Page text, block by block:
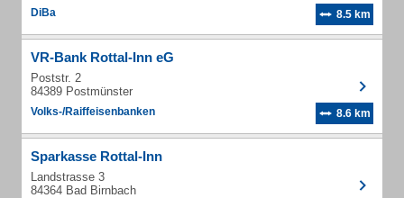
DiBa 8.5 km
VR-Bank Rottal-Inn eG
Poststr. 2
84389 Postmünster
Volks-/Raiffeisenbanken 8.6 km
Sparkasse Rottal-Inn
Landstrasse 3
84364 Bad Birnbach